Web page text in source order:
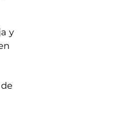
y